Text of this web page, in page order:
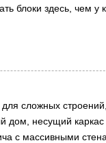
блоки здесь, чем у
для сложных
дом, несущий
с массивными